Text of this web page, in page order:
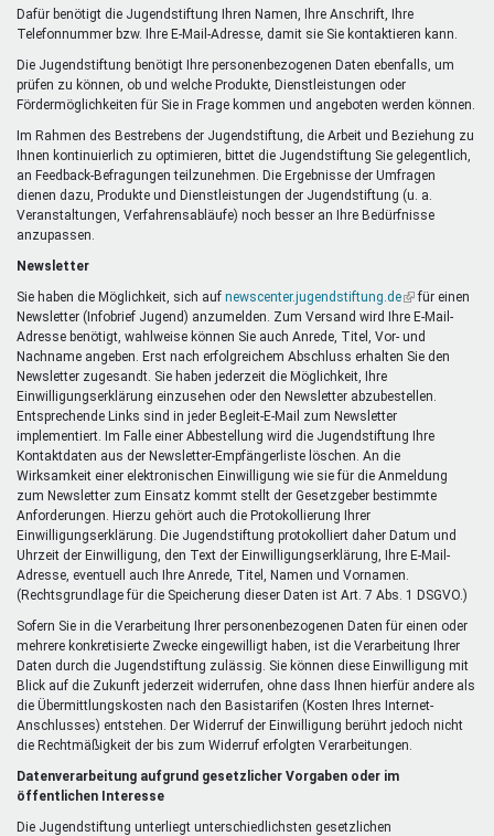
Dafür benötigt die Jugendstiftung Ihren Namen, Ihre Anschrift, Ihre
Telefonnummer bzw. Ihre E-Mail-Adresse, damit sie Sie kontaktieren kann.
Die Jugendstiftung benötigt Ihre personenbezogenen Daten ebenfalls, um
prüfen zu können, ob und welche Produkte, Dienstleistungen oder
Fördermöglichkeiten für Sie in Frage kommen und angeboten werden können.
Im Rahmen des Bestrebens der Jugendstiftung, die Arbeit und Beziehung zu
Ihnen kontinuierlich zu optimieren, bittet die Jugendstiftung Sie gelegentlich,
an Feedback-Befragungen teilzunehmen. Die Ergebnisse der Umfragen
dienen dazu, Produkte und Dienstleistungen der Jugendstiftung (u. a.
Veranstaltungen, Verfahrensabläufe) noch besser an Ihre Bedürfnisse
anzupassen.
Newsletter
Sie haben die Möglichkeit, sich auf newscenter.jugendstiftung.de(Link
ist
extern)
für einen
Newsletter (Infobrief Jugend) anzumelden. Zum Versand wird Ihre E-Mail-
Adresse benötigt, wahlweise können Sie auch Anrede, Titel, Vor- und
Nachname angeben. Erst nach erfolgreichem Abschluss erhalten Sie den
Newsletter zugesandt. Sie haben jederzeit die Möglichkeit, Ihre
Einwilligungserklärung einzusehen oder den Newsletter abzubestellen.
Entsprechende Links sind in jeder Begleit-E-Mail zum Newsletter
implementiert. Im Falle einer Abbestellung wird die Jugendstiftung Ihre
Kontaktdaten aus der Newsletter-Empfängerliste löschen. An die
Wirksamkeit einer elektronischen Einwilligung wie sie für die Anmeldung
zum Newsletter zum Einsatz kommt stellt der Gesetzgeber bestimmte
Anforderungen. Hierzu gehört auch die Protokollierung Ihrer
Einwilligungserklärung. Die Jugendstiftung protokolliert daher Datum und
Uhrzeit der Einwilligung, den Text der Einwilligungserklärung, Ihre E-Mail-
Adresse, eventuell auch Ihre Anrede, Titel, Namen und Vornamen.
(Rechtsgrundlage für die Speicherung dieser Daten ist Art. 7 Abs. 1 DSGVO.)
Sofern Sie in die Verarbeitung Ihrer personenbezogenen Daten für einen oder
mehrere konkretisierte Zwecke eingewilligt haben, ist die Verarbeitung Ihrer
Daten durch die Jugendstiftung zulässig. Sie können diese Einwilligung mit
Blick auf die Zukunft jederzeit widerrufen, ohne dass Ihnen hierfür andere als
die Übermittlungskosten nach den Basistarifen (Kosten Ihres Internet-
Anschlusses) entstehen. Der Widerruf der Einwilligung berührt jedoch nicht
die Rechtmäßigkeit der bis zum Widerruf erfolgten Verarbeitungen.
Datenverarbeitung aufgrund gesetzlicher Vorgaben oder im
öffentlichen Interesse
Die Jugendstiftung unterliegt unterschiedlichsten gesetzlichen